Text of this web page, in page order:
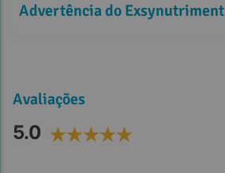
Advertência do Exsynutriment
Avaliações
5.0